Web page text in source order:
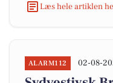
Læs hele artiklen
ALARM112 02-08-